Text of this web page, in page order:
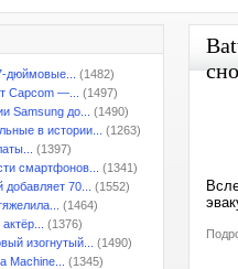
дюймовые...
(1482)
Capcom —...
(1497)
Samsung до...
(1490)
в истории...
(1263)
(1397)
смартфонов...
(1341)
70...
(1552)
(1464)
(1376)
изогнутый...
(1490)
Machine...
(1345)